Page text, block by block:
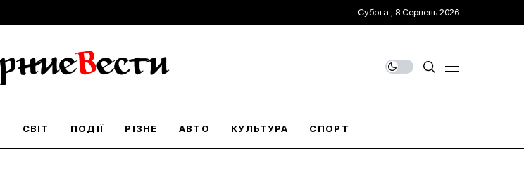
Субота , 8 Серпень 2026
СВІТ ПОДІЇ РІЗНЕ АВТО КУЛЬТУРА СПОРТ